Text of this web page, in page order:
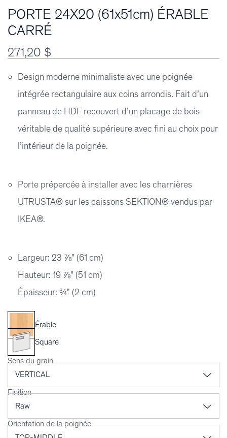
PORTE 24X20 (61x51cm) ÉRABLE
CARRÉ
271,20 $
Design moderne minimaliste avec une poignée
intégrée rectangulaire aux coins arrondis. Fait d’un
panneau de HDF recouvert d’un placage de bois
véritable de qualité supérieure avec fini au choix pour
l’intérieur de la poignée.
Porte prépercée à installer avec les charnières
UTRUSTA® sur les caissons SEKTION® vendus par
IKEA®.
Largeur: 23 ⅞" (61 cm)
Hauteur: 19 ⅞" (51 cm)
Épaisseur: ¾" (2 cm)
Érable
Square
Sens du grain
Finition
Orientation de la poignée